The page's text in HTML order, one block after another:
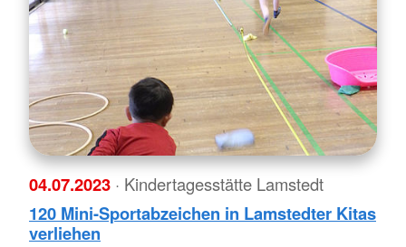
04.07.2023 · Kindertagesstätte Lamstedt
120 Mini-Sportabzeichen in Lamstedter Kitas
verliehen